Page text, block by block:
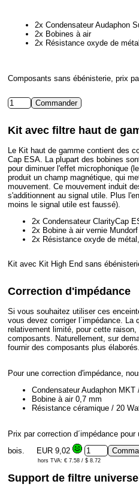
2x Condensateur Audaphon
2x Bobines à air
2x Résistance oxyde de
Composants sans ébénisterie, prix
Kit avec filtre haut de
Le Kit haut de gamme contient des
Cap ESA. La plupart des bobines
pour diminuer l'effet microphonique
produit un champ magnétique, qui
mouvement. Ce mouvement induit
s'additionnent au signal utile. Plus
moins le signal utile est faussé).
2x Condensateur ClarityCap
2x Bobine à air vernie Mundorf
2x Résistance oxyde de
Kit avec Kit High End sans
Correction d'impédance
Si vous souhaitez utiliser ces
vous devez corriger l´impédance.
relativement limité, pour cette
composants. Naturellement, sur
fournir des composants plus élaborés.
Pour une correction d'impédance,
Condensateur Audaphon MKT
Bobine à air 0,7 mm
Résistance céramique / 20
Prix par correction d´impédance
bois.
EUR 9,02
hors TVA: € 7.58 / $ 8.72
Support de filtre universel